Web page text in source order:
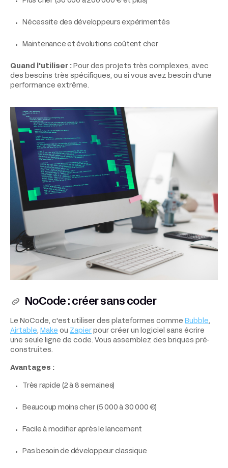
Nécessite des développeurs expérimentés
Maintenance et évolutions coûtent cher
Quand l'utiliser : Pour des projets très complexes, avec
des besoins très spécifiques, ou si vous avez besoin d'une
performance extrême.
NoCode : créer sans coder
Le NoCode, c'est utiliser des plateformes comme Bubble
Airtable
Make ou Zapier pour créer un logiciel sans écrire
une seule ligne de code. Vous assemblez des briques pré-
construites.
Avantages :
Très rapide (2 à 8 semaines)
Beaucoup moins cher (5 000 à 30 000 €)
Facile à modifier après le lancement
Pas besoin de développeur classique